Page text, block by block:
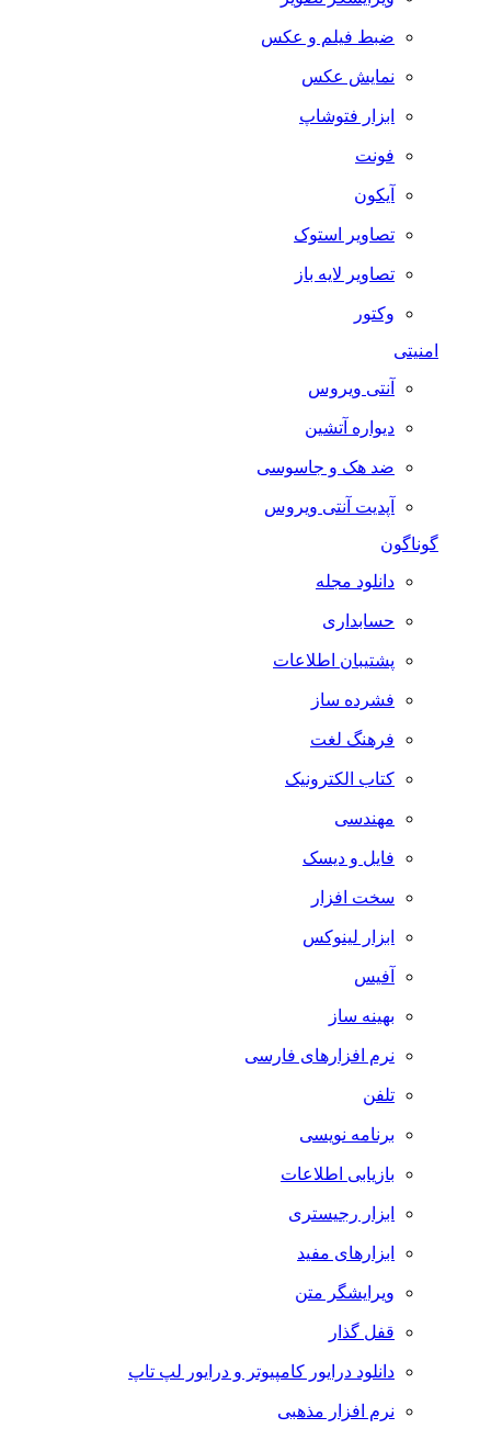
ضبط فيلم و عكس
نمایش عکس
ابزار فتوشاپ
فونت
آیکون
تصاویر استوک
تصاویر لایه باز
وکتور
آنتی ویروس
دیواره آتشین
ضد هک و جاسوسی
آپدیت آنتی ویروس
گوناگون
دانلود مجله
حسابداری
پشتیبان اطلاعات
فشرده ساز
فرهنگ لغت
کتاب الکترونیک
مهندسی
فایل و دیسک
سخت افزار
ابزار لینوکس
آفیس
بهینه ساز
نرم افزارهای فارسی
تلفن
برنامه نویسی
بازیابی اطلاعات
ابزار رجیستری
ابزارهای مفید
ویرایشگر متن
قفل گذار
دانلود درایور کامپیوتر و درایور لپ تاپ
نرم افزار مذهبی